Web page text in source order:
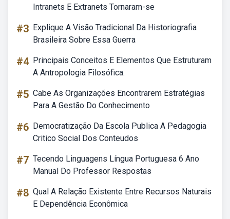
Intranets E Extranets Tornaram-se
#3 Explique A Visão Tradicional Da Historiografia
Brasileira Sobre Essa Guerra
#4 Principais Conceitos E Elementos Que Estruturam
A Antropologia Filosófica.
#5 Cabe As Organizações Encontrarem Estratégias
Para A Gestão Do Conhecimento
#6 Democratização Da Escola Publica A Pedagogia
Critico Social Dos Conteudos
#7 Tecendo Linguagens Língua Portuguesa 6 Ano
Manual Do Professor Respostas
#8 Qual A Relação Existente Entre Recursos Naturais
E Dependência Econômica